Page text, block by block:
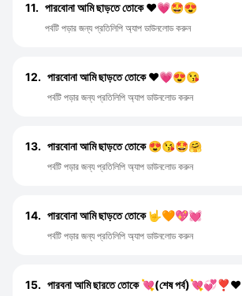
11. পারবোনা আমি ছাড়তে তোকে ❤️💗🤩😍
পর্বটি পড়ার জন্য প্রতিলিপি অ্যাপ ডাউনলোড করুন
12. পারবোনা আমি ছাড়তে তোকে ❤️💗😍😘
পর্বটি পড়ার জন্য প্রতিলিপি অ্যাপ ডাউনলোড করুন
13. পারবোনা আমি ছাড়তে তোকে 😍😘🤩🤗
পর্বটি পড়ার জন্য প্রতিলিপি অ্যাপ ডাউনলোড করুন
14. পারবোনা আমি ছাড়তে তোকে 🤟🧡💖💓
পর্বটি পড়ার জন্য প্রতিলিপি অ্যাপ ডাউনলোড করুন
15. পারবনা আমি ছারতে তোকে 💘(শেষ পর্ব)💘💞❣️❤️